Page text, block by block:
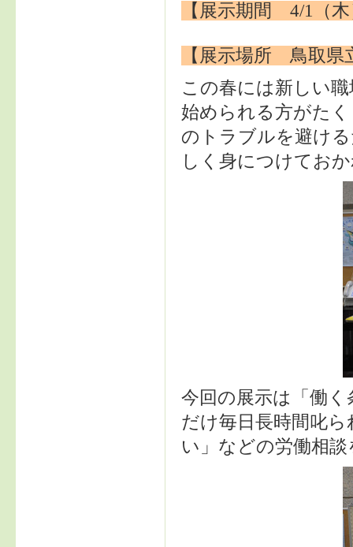
【展示期間 4/1（
【展示場所 鳥取
この春には新しい
始められる方がた
のトラブルを避け
しく身につけてお
今回の展示は「働
だけ毎日長時間叱
い」などの労働相